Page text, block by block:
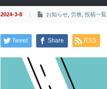
2024-3-8 お知らせ 労務 投稿一覧
Tweet Share RSS